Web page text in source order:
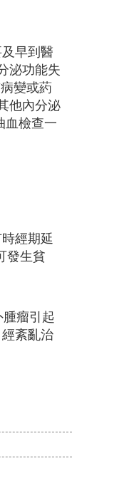
早到醫
泌功能失
變或葯
他內分泌
血檢查一
經期延
發生貧
瘤引起
紊亂治